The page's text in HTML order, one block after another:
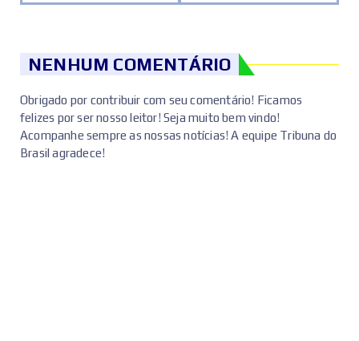
NENHUM COMENTÁRIO
Obrigado por contribuir com seu comentário! Ficamos
felizes por ser nosso leitor! Seja muito bem vindo!
Acompanhe sempre as nossas notícias! A equipe Tribuna do
Brasil agradece!